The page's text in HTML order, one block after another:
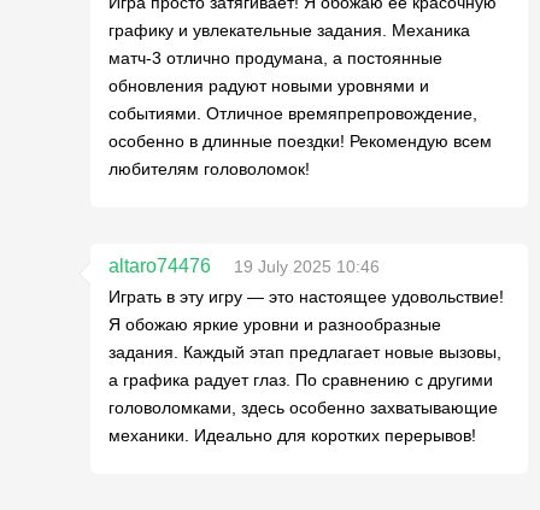
графику и увлекательные задания. Механика
матч-3 отлично продумана, а постоянные
обновления радуют новыми уровнями и
событиями. Отличное времяпрепровождение,
особенно в длинные поездки! Рекомендую всем
любителям головоломок!
altaro74476
19 July 2025 10:46
Играть в эту игру — это настоящее удовольствие!
Я обожаю яркие уровни и разнообразные
задания. Каждый этап предлагает новые вызовы,
а графика радует глаз. По сравнению с другими
головоломками, здесь особенно захватывающие
механики. Идеально для коротких перерывов!